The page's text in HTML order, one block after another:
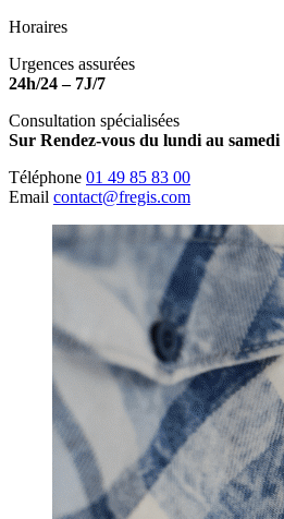
Horaires
Urgences assurées
24h/24 – 7J/7
Consultation spécialisées
Sur Rendez-vous du lundi au samedi
Téléphone 01 49 85 83 00
Email contact@fregis.com